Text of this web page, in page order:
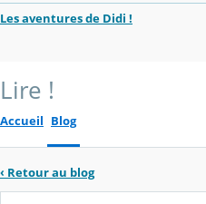
Les aventures de Didi !
Lire !
Accueil Blog
‹ Retour au blog